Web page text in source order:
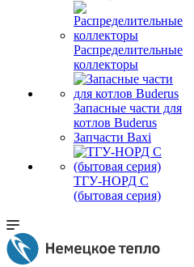
Распределительные
коллекторы
Запасные части для
котлов Buderus
Запчасти Baxi
ТГУ-НОРД С
(бытовая серия)